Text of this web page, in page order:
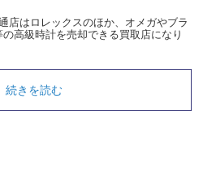
店はロレックスのほか、オメガやブラ
高級時計を売却できる買取店になり
続きを読む